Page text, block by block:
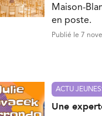
Maison-
en poste.
Publié le 7
ACTU
Une